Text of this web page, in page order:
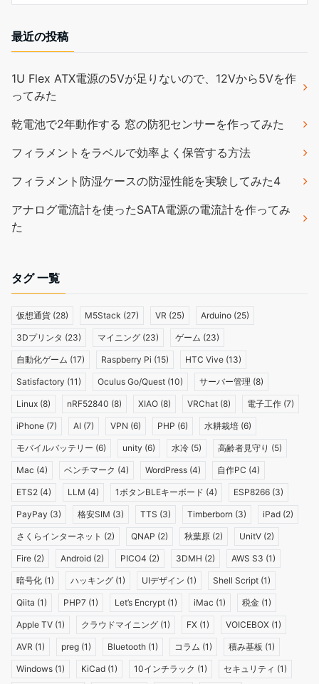
最近の投稿
1U Flex ATX電源の5Vが足りないので、12Vから5Vを作
ってみた
乾電池で2年動作する 窓の防犯センサーを作ってみた
フィラメントをラベルで効率よく保管する方法
フィラメント防湿ケースの防湿性能を実験してみた4
アナログ電流計を使ったSATA電源の電流計を作ってみ
た
タグ 一覧
仮想通貨 (28) M5Stack (27) VR (25) Arduino (25)
3Dプリンタ (23) マイニング (23) ゲーム (23)
自動化ゲーム (17) Raspberry Pi (15) HTC Vive (13)
Satisfactory (11) Oculus Go/Quest (10) サーバー管理 (8)
Linux (8) nRF52840 (8) XIAO (8) VRChat (8) 電子工作 (7)
iPhone (7) AI (7) VPN (6) PHP (6) 水耕栽培 (6)
モバイルバッテリー (6) unity (6) 水冷 (5) 高齢者見守り (5)
Mac (4) ベンチマーク (4) WordPress (4) 自作PC (4)
ETS2 (4) LLM (4) 1ボタンBLEキーボード (4) ESP8266 (3)
PayPay (3) 格安SIM (3) TTS (3) Timberborn (3) iPad (2)
さくらインターネット (2) QNAP (2) 秋葉原 (2) UnitV (2)
Fire (2) Android (2) PICO4 (2) 3DMH (2) AWS S3 (1)
暗号化 (1) ハッキング (1) UIデザイン (1) Shell Script (1)
Qiita (1) PHP7 (1) Let’s Encrypt (1) iMac (1) 税金 (1)
Apple TV (1) クラウドマイニング (1) FX (1) VOICEBOX (1)
AVR (1) preg (1) Bluetooth (1) コラム (1) 積み基板 (1)
Windows (1) KiCad (1) 10インチラック (1) セキュリティ (1)